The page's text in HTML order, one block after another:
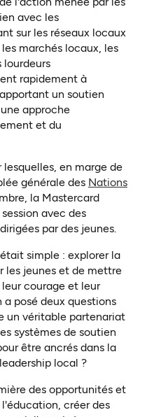
avec les
sur les réseaux locaux
marchés locaux, les
lourdeurs
rapidement à
un soutien
approche
et du
en marge de
un nouvel onglet)
générale des Nations
onglet)la Mastercard
avec des
par des jeunes.
simple : explorer la
les jeunes et de mettre
courage et leur
a posé deux questions
un véritable partenariat
systèmes de soutien
être ancrés dans la
local ?
des opportunités et
créer des